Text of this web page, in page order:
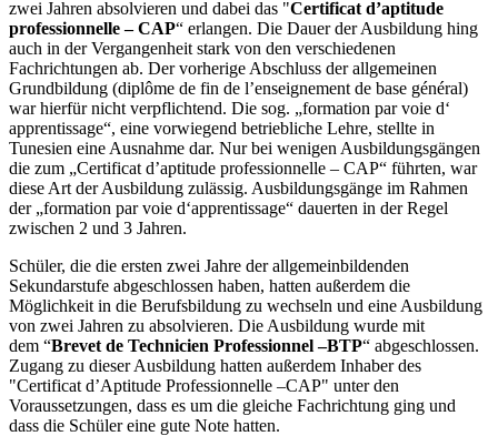
zwei Jahren absolvieren und dabei das "Certificat d’aptitude
professionnelle – CAP“ erlangen. Die Dauer der Ausbildung hing
auch in der Vergangenheit stark von den verschiedenen
Fachrichtungen ab. Der vorherige Abschluss der allgemeinen
Grundbildung (diplôme de fin de l’enseignement de base général)
war hierfür nicht verpflichtend. Die sog. „formation par voie d‘
apprentissage“, eine vorwiegend betriebliche Lehre, stellte in
Tunesien eine Ausnahme dar. Nur bei wenigen Ausbildungsgängen
die zum „Certificat d’aptitude professionnelle – CAP“ führten, war
diese Art der Ausbildung zulässig. Ausbildungsgänge im Rahmen
der „formation par voie d‘apprentissage“ dauerten in der Regel
zwischen 2 und 3 Jahren.
Schüler, die die ersten zwei Jahre der allgemeinbildenden
Sekundarstufe abgeschlossen haben, hatten außerdem die
Möglichkeit in die Berufsbildung zu wechseln und eine Ausbildung
von zwei Jahren zu absolvieren. Die Ausbildung wurde mit
dem “Brevet de Technicien Professionnel –BTP“ abgeschlossen.
Zugang zu dieser Ausbildung hatten außerdem Inhaber des
"Certificat d’Aptitude Professionnelle –CAP" unter den
Voraussetzungen, dass es um die gleiche Fachrichtung ging und
dass die Schüler eine gute Note hatten.